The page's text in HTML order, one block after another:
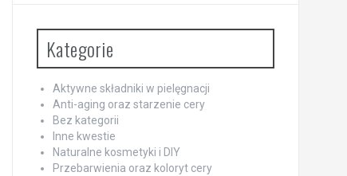
Kategorie
Aktywne składniki w pielęgnacji
Anti-aging oraz starzenie cery
Bez kategorii
Inne kwestie
Naturalne kosmetyki i DIY
Przebarwienia oraz koloryt cery